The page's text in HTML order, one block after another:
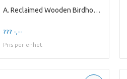
A. Reclaimed Wooden Birdhouse Planter S
??? -,--
Pris per enhet